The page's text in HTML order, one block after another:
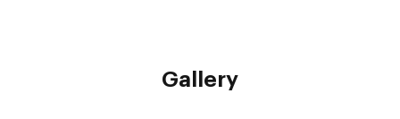
Gallery